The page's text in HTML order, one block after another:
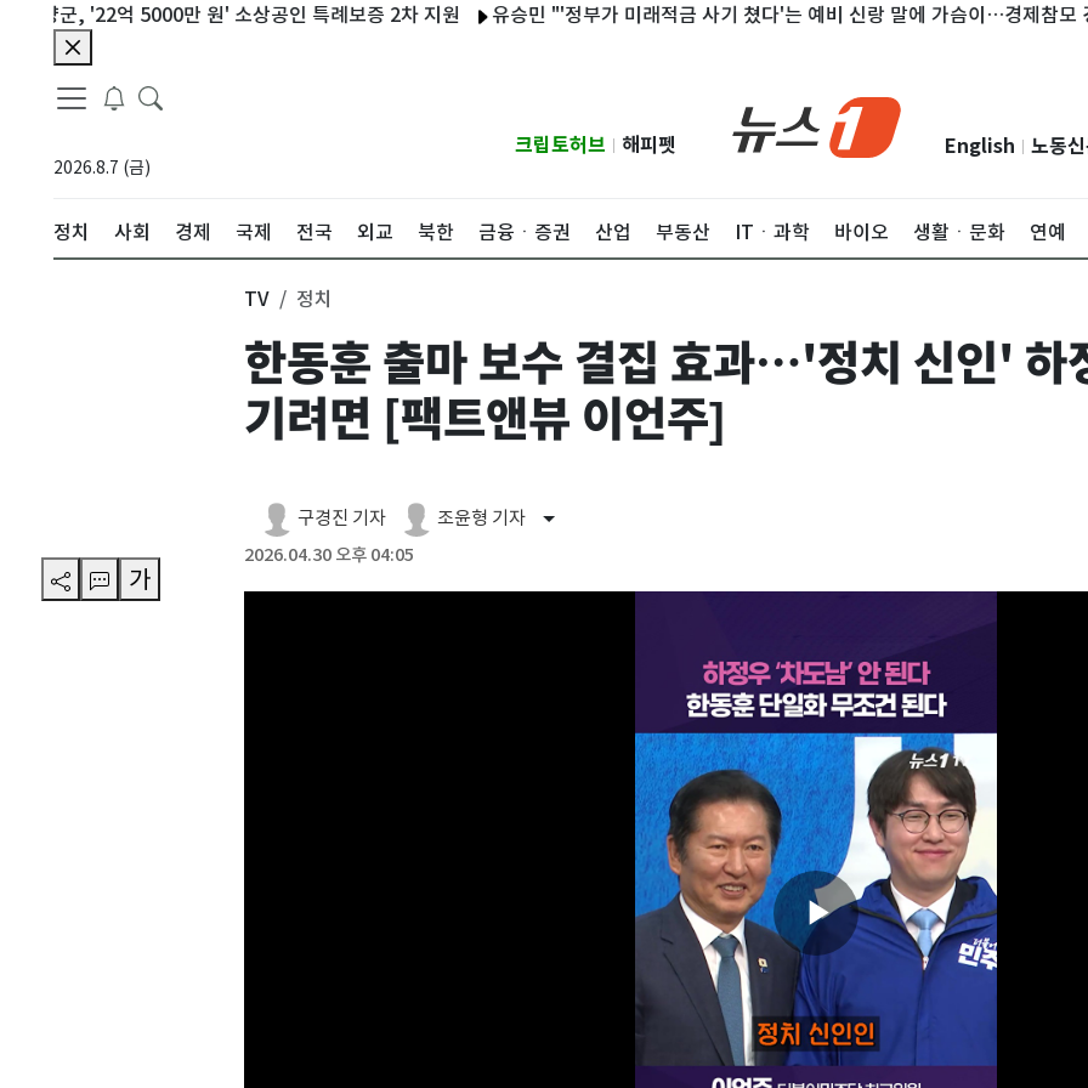
, '22억 5000만 원' 소상공인 특례보증 2차 지원 유승민 "'정부가 미래적금 사기 쳤다'는 예비 신랑 말에 가슴이…경제참모 경질을"
2026.8.7 (금)
크립토허브 해피펫 English 노동
정치 사회 경제 국제 전국 외교 북한 금융ㆍ증권 산업 부동산 ITㆍ과학 바이오 생활ㆍ문화 연예
가
TV 정치
한동훈 출마 보수 결집 효과…'정치 신인' 하
기려면 [팩트앤뷰 이언주]
구경진 기자 조윤형 기자
2026.04.30 오후 04:05
Play
Video